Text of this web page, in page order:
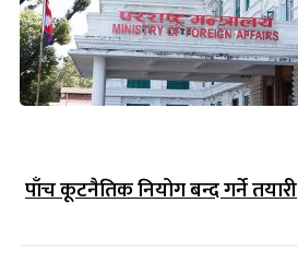
पाँच कूटनैतिक नियोग बन्द गर्ने तयारी